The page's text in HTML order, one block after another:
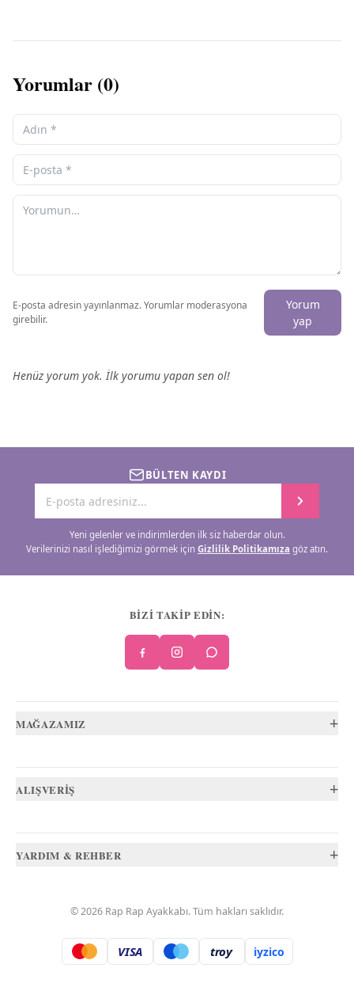
Yorumlar (0)
E-posta adresin yayınlanmaz. Yorumlar moderasyona
girebilir.
Yorum
yap
Henüz yorum yok. İlk yorumu yapan sen ol!
BÜLTEN KAYDI
Yeni gelenler ve indirimlerden ilk siz haberdar olun.
Verilerinizi nasıl işlediğimizi görmek için Gizlilik Politikamıza göz atın.
BİZİ TAKİP EDİN:
MAĞAZAMIZ +
ALIŞVERİŞ +
YARDIM & REHBER +
©2026 Rap Rap Ayakkabı. Tüm hakları saklıdır.
VISA troy. iyzico